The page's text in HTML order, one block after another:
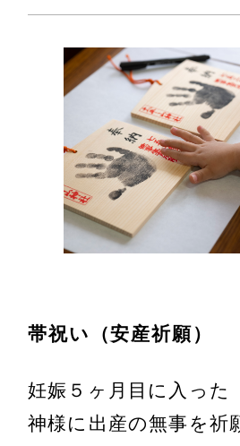
帯祝い（安産祈願）
妊娠５ヶ月目に入った
神様に出産の無事を祈